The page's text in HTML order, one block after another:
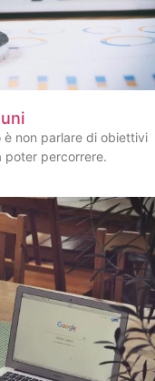
è non parlare di obiettivi
poter percorrere.